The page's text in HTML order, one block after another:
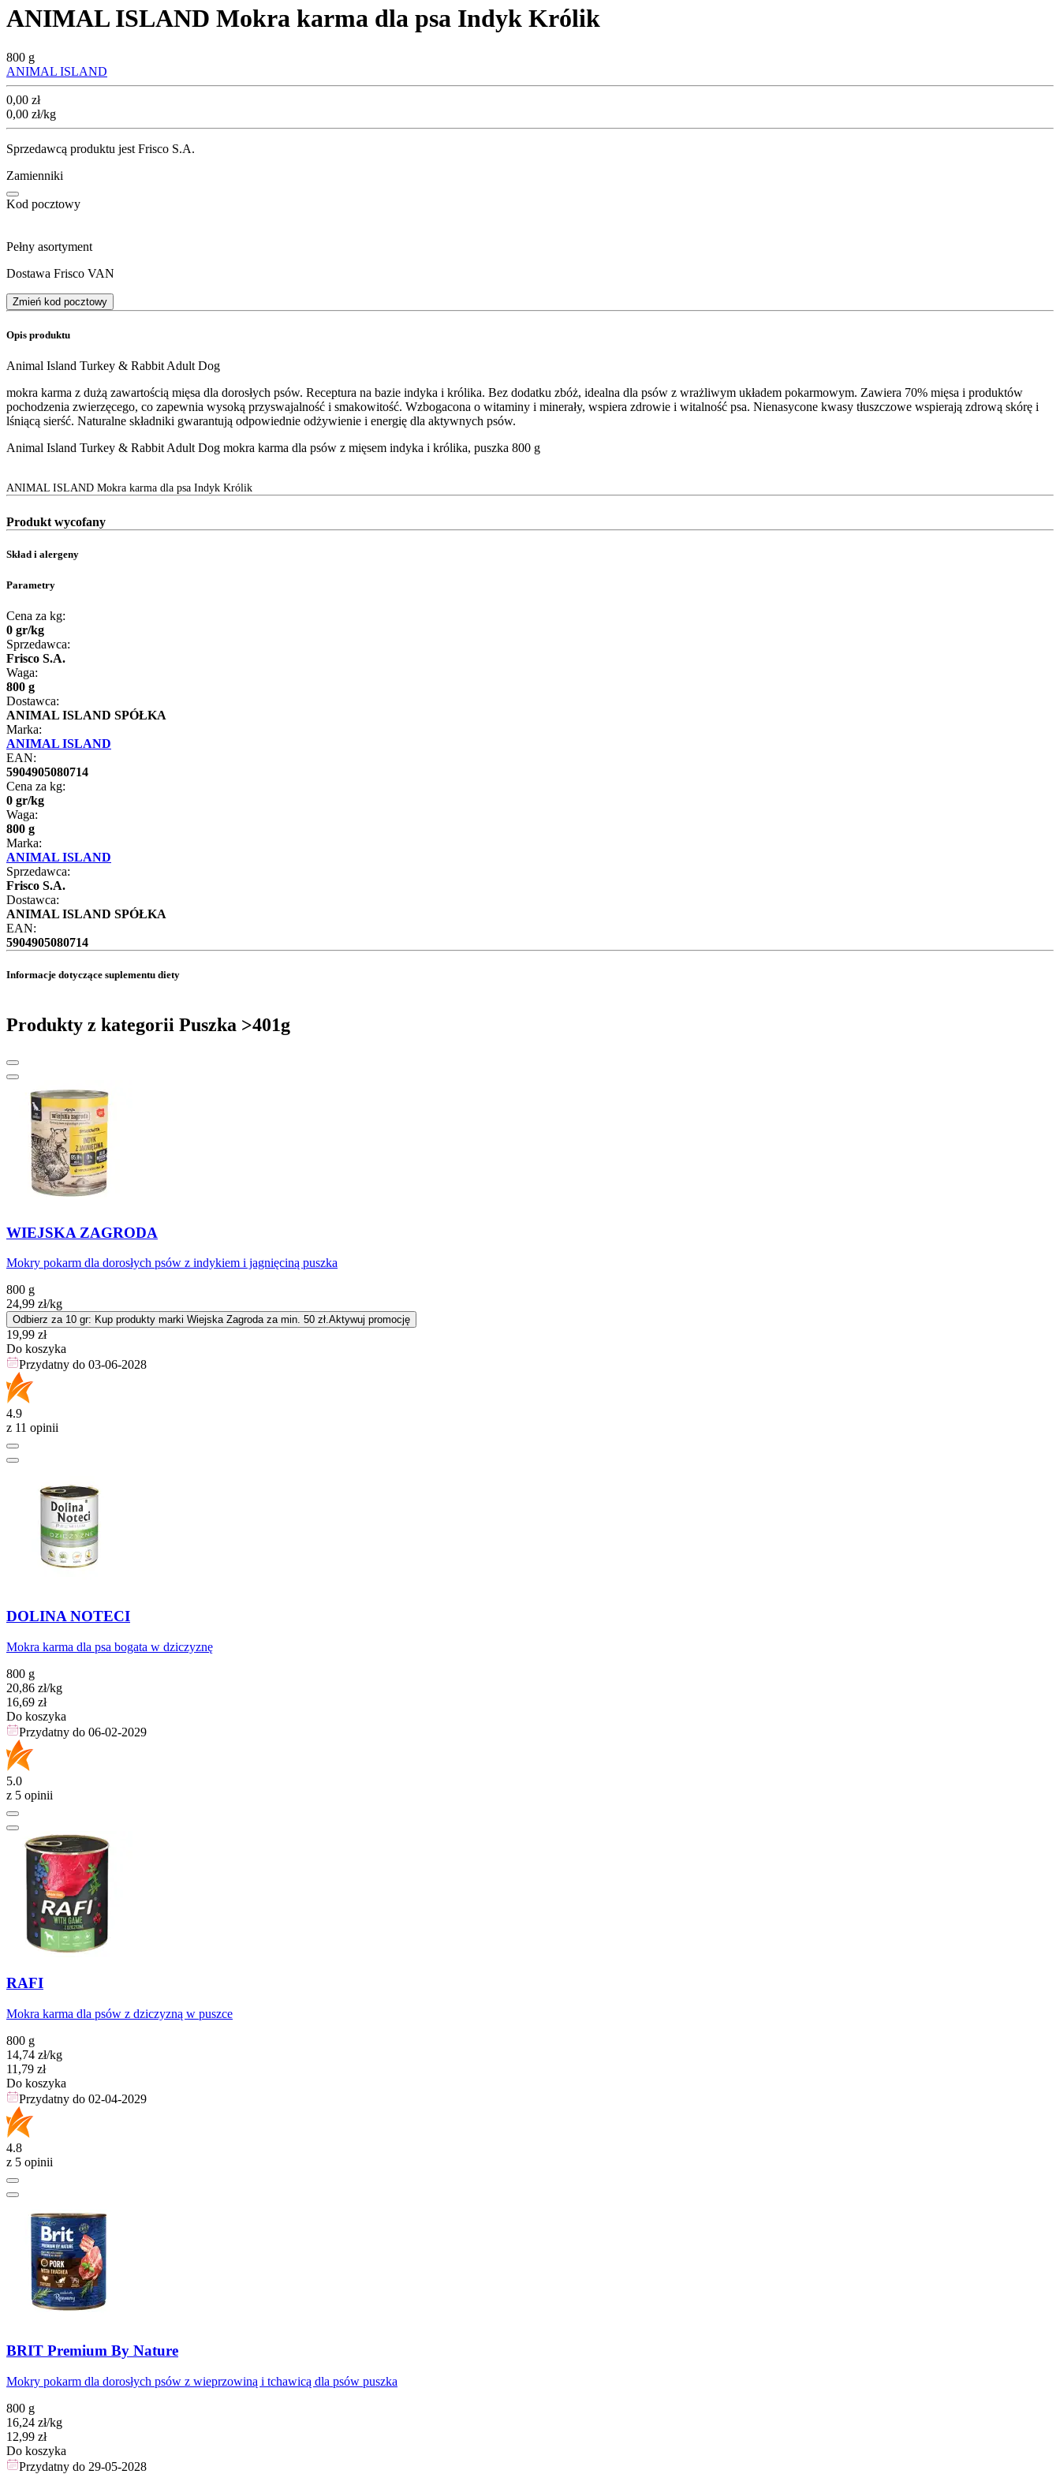
ANIMAL ISLAND Mokra karma dla psa Indyk Królik
800 g
ANIMAL ISLAND
Cena
0,00 zł
0,00 zł/kg
Sprzedawcą produktu jest Frisco S.A.
Zamienniki
Kod pocztowy
Pełny asortyment
Dostawa Frisco VAN
Zmień kod pocztowy
Opis produktu
Animal Island Turkey & Rabbit Adult Dog
mokra karma z dużą zawartością mięsa dla dorosłych psów. Receptura na bazie indyka i królika. Bez dodatku zbóż, idealna dla psów z wrażliwym układem pokarmowym. Zawiera 70% mięsa i produktów
pochodzenia zwierzęcego, co zapewnia wysoką przyswajalność i smakowitość. Wzbogacona o witaminy i minerały, wspiera zdrowie i witalność psa. Nienasycone kwasy tłuszczowe wspierają zdrową skórę i
lśniącą sierść. Naturalne składniki gwarantują odpowiednie odżywienie i energię dla aktywnych psów.
Animal Island Turkey & Rabbit Adult Dog mokra karma dla psów z mięsem indyka i królika, puszka 800 g
ANIMAL ISLAND Mokra karma dla psa Indyk Królik
Produkt wycofany
Skład i alergeny
Parametry
Cena za kg:
0 gr/kg
Sprzedawca:
Frisco S.A.
Waga:
800 g
Dostawca:
ANIMAL ISLAND SPÓŁKA
Marka:
ANIMAL ISLAND
EAN:
5904905080714
Cena za kg:
0 gr/kg
Waga:
800 g
Marka:
ANIMAL ISLAND
Sprzedawca:
Frisco S.A.
Dostawca:
ANIMAL ISLAND SPÓŁKA
EAN:
5904905080714
Informacje dotyczące suplementu diety
Produkty z kategorii Puszka >401g
WIEJSKA ZAGRODA
Mokry pokarm dla dorosłych psów z indykiem i jagnięciną puszka
800 g
24,99 zł/kg
Odbierz za 10 gr: Kup produkty marki Wiejska Zagroda za min. 50 zł.Aktywuj promocję
Cena
19,99 zł
Do koszyka
Przydatny do 03-06-2028
4.9
z 11 opinii
DOLINA NOTECI
Mokra karma dla psa bogata w dziczyznę
800 g
20,86 zł/kg
Cena
16,69 zł
Do koszyka
Przydatny do 06-02-2029
5.0
z 5 opinii
RAFI
Mokra karma dla psów z dziczyzną w puszce
800 g
14,74 zł/kg
Cena
11,79 zł
Do koszyka
Przydatny do 02-04-2029
4.8
z 5 opinii
BRIT Premium By Nature
Mokry pokarm dla dorosłych psów z wieprzowiną i tchawicą dla psów puszka
800 g
16,24 zł/kg
Cena
12,99 zł
Do koszyka
Przydatny do 29-05-2028